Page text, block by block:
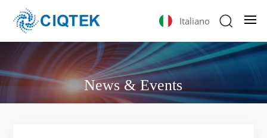
Italiano
News & Events